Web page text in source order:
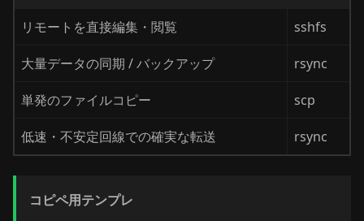
リモートを直接編集・閲覧 sshfs
大量データの同期 / バックアップ rsync
単発のファイルコピー scp
低速・不安定回線での確実な転送 rsync
コピペ用テンプレ